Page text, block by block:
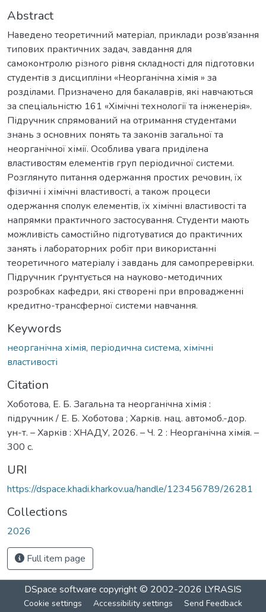
Abstract
Наведено теоретичний матеріал, приклади розв’язання
типових практичних задач, завдання для
самоконтролю різного рівня складності для підготовки
студентів з дисципліни «Неорганічна хімія » за
розділами. Призначено для бакалаврів, які навчаються
за спеціальністю 161 «Хімічні технології та інженерія».
Підручник спрямований на отримання студентами
знань з основних понять та законів загальної та
неорганічної хімії. Особлива увага приділена
властивостям елементів груп періодичної системи.
Розглянуто питання одержання простих речовин, їх
фізичні і хімічні властивості, а також процеси
одержання сполук елементів, їх хімічні властивості та
напрямки практичного застосування. Студенти мають
можливість самостійно підготуватися до практичних
занять і лабораторних робіт при використанні
теоретичного матеріалу і завдань для самопреревірки.
Підручник ґрунтується на науково-методичних
розробках кафедри, які створені при впровадженні
кредитно-трансферної системи навчання.
Keywords
неорганічна хімія, періодична система, хімічні
властивості
Citation
Хоботова, Е. Б. Загальна та неорганічна хімія :
підручник / Е. Б. Хоботова ; Харків. нац. автомоб.-дор.
ун-т. – Харків : ХНАДУ, 2026. – Ч. 2 : Неорганічна хімія. –
300 с.
URI
https://dspace.khadi.kharkov.ua/handle/123456789/26281
Collections
2026
Full item page
DSpace software copyright © 2002-2026 LYRASIS
Cookie settings Accessibility settings Send Feedback